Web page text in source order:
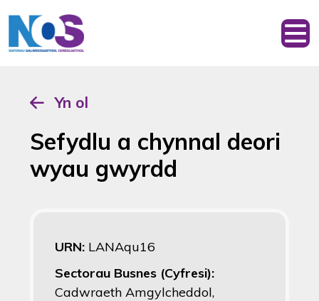
Yn ol
Sefydlu a chynnal deori
wyau gwyrdd
URN: LANAqu16
Sectorau Busnes (Cyfresi):
Cadwraeth Amgylcheddol,